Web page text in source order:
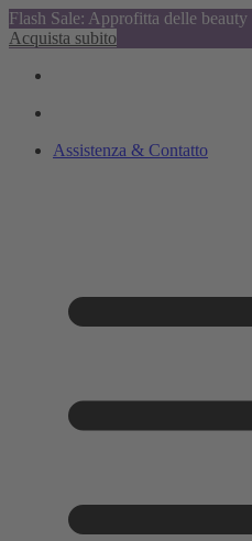
Flash Sale: Approfitta delle
Acquista subito
Assistenza & Contatto